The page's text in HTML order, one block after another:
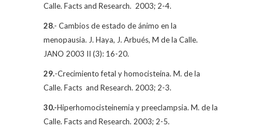
Calle. Facts and Research. 2003; 2-4.
28.- Cambios de estado de ánimo en la
menopausia. J. Haya, J. Arbués, M de la Calle.
JANO 2003 II (3): 16-20.
29.-Crecimiento fetal y homocisteína. M. de la
Calle. Facts and Research. 2003; 2-3.
30.-Hiperhomocisteinemia y preeclampsia. M. de la
Calle. Facts and Research. 2003; 2-5.